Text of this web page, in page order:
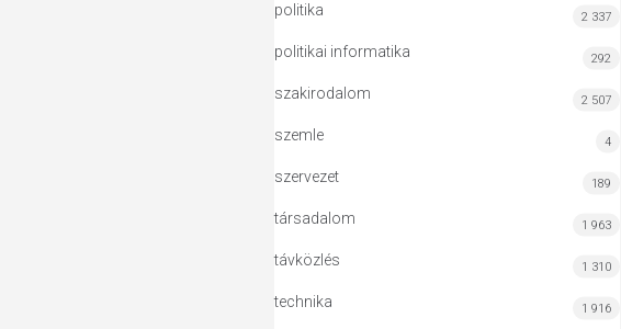
politika 2 337
politikai informatika 292
szakirodalom 2 507
szemle 4
szervezet 189
társadalom 1 963
távközlés 1 310
technika 1 916